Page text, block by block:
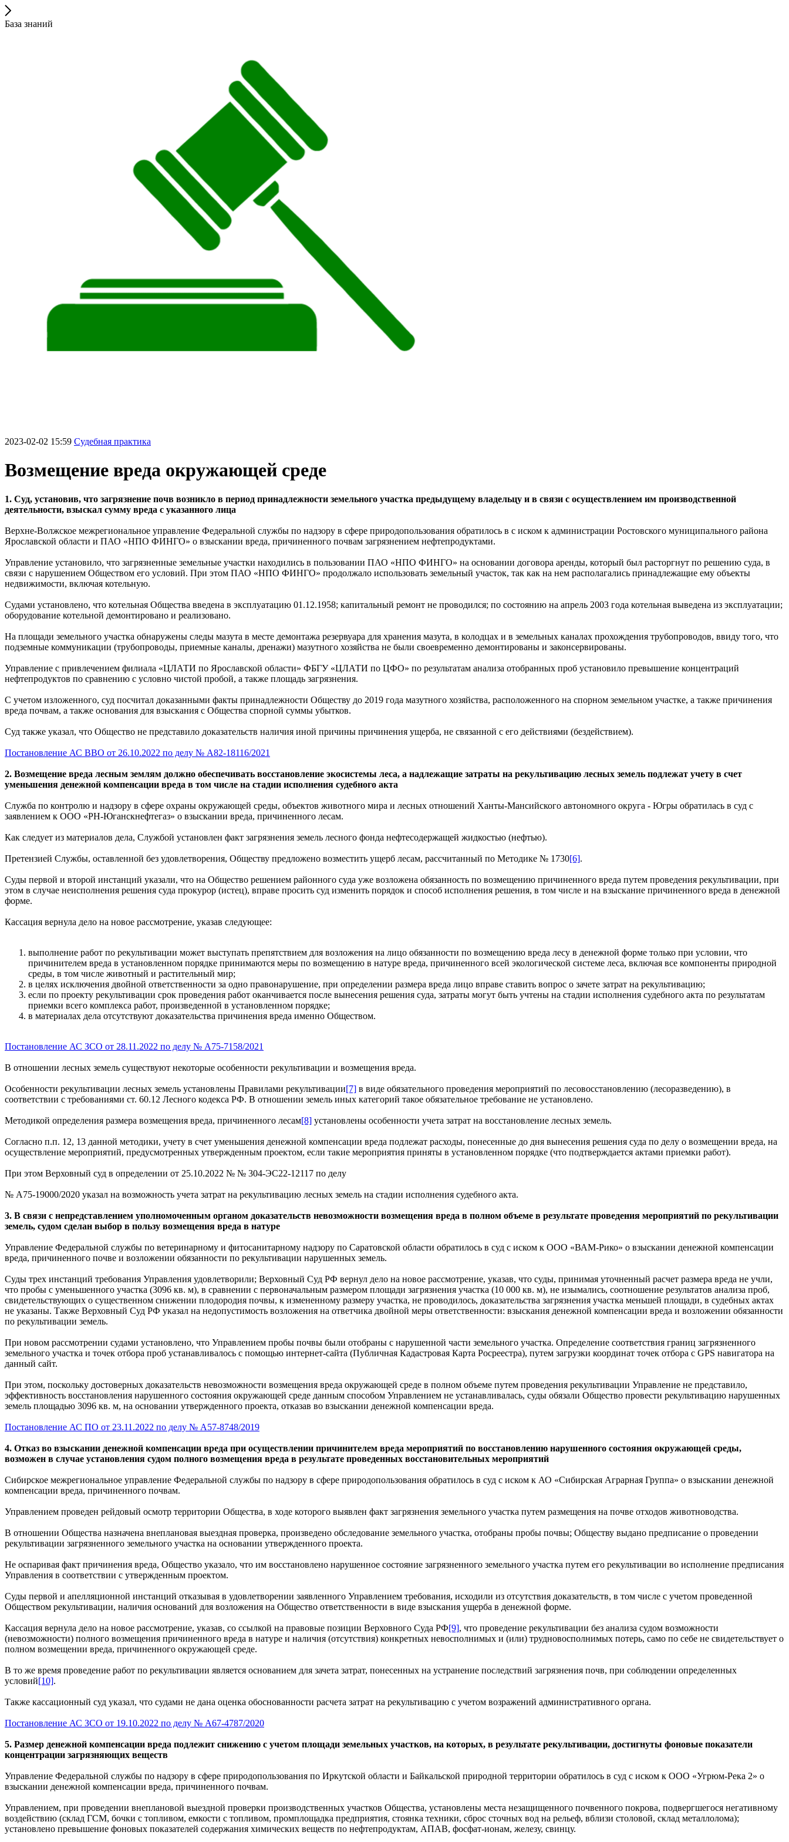
База знаний
2023-02-02 15:59 Судебная практика
Возмещение вреда окружающей среде
1. Суд, установив, что загрязнение почв возникло в период принадлежности земельного участка предыдущему владельцу и в связи с осуществлением им производственной
деятельности, взыскал сумму вреда с указанного лица
Верхне-Волжское межрегиональное управление Федеральной службы по надзору в сфере природопользования обратилось в с иском к администрации Ростовского муниципального района
Ярославской области и ПАО «НПО ФИНГО» о взыскании вреда, причиненного почвам загрязнением нефтепродуктами.
Управление установило, что загрязненные земельные участки находились в пользовании ПАО «НПО ФИНГО» на основании договора аренды, который был расторгнут по решению суда, в
связи с нарушением Обществом его условий. При этом ПАО «НПО ФИНГО» продолжало использовать земельный участок, так как на нем располагались принадлежащие ему объекты
недвижимости, включая котельную.
Судами установлено, что котельная Общества введена в эксплуатацию 01.12.1958; капитальный ремонт не проводился; по состоянию на апрель 2003 года котельная выведена из эксплуатации;
оборудование котельной демонтировано и реализовано.
На площади земельного участка обнаружены следы мазута в месте демонтажа резервуара для хранения мазута, в колодцах и в земельных каналах прохождения трубопроводов, ввиду того, что
подземные коммуникации (трубопроводы, приемные каналы, дренажи) мазутного хозяйства не были своевременно демонтированы и законсервированы.
Управление с привлечением филиала «ЦЛАТИ по Ярославской области» ФБГУ «ЦЛАТИ по ЦФО» по результатам анализа отобранных проб установило превышение концентраций
нефтепродуктов по сравнению с условно чистой пробой, а также площадь загрязнения.
С учетом изложенного, суд посчитал доказанными факты принадлежности Обществу до 2019 года мазутного хозяйства, расположенного на спорном земельном участке, а также причинения
вреда почвам, а также основания для взыскания с Общества спорной суммы убытков.
Суд также указал, что Общество не представило доказательств наличия иной причины причинения ущерба, не связанной с его действиями (бездействием).
Постановление АС ВВО от 26.10.2022 по делу № А82-18116/2021
2. Возмещение вреда лесным землям должно обеспечивать восстановление экосистемы леса, а надлежащие затраты на рекультивацию лесных земель подлежат учету в счет
уменьшения денежной компенсации вреда в том числе на стадии исполнения судебного акта
Служба по контролю и надзору в сфере охраны окружающей среды, объектов животного мира и лесных отношений Ханты-Мансийского автономного округа - Югры обратилась в суд с
заявлением к ООО «РН-Юганскнефтегаз» о взыскании вреда, причиненного лесам.
Как следует из материалов дела, Службой установлен факт загрязнения земель лесного фонда нефтесодержащей жидкостью (нефтью).
Претензией Службы, оставленной без удовлетворения, Обществу предложено возместить ущерб лесам, рассчитанный по Методике № 1730[6].
Суды первой и второй инстанций указали, что на Общество решением районного суда уже возложена обязанность по возмещению причиненного вреда путем проведения рекультивации, при
этом в случае неисполнения решения суда прокурор (истец), вправе просить суд изменить порядок и способ исполнения решения, в том числе и на взыскание причиненного вреда в денежной
форме.
Кассация вернула дело на новое рассмотрение, указав следующее:
выполнение работ по рекультивации может выступать препятствием для возложения на лицо обязанности по возмещению вреда лесу в денежной форме только при условии, что
причинителем вреда в установленном порядке принимаются меры по возмещению в натуре вреда, причиненного всей экологической системе леса, включая все компоненты природной
среды, в том числе животный и растительный мир;
в целях исключения двойной ответственности за одно правонарушение, при определении размера вреда лицо вправе ставить вопрос о зачете затрат на рекультивацию;
если по проекту рекультивации срок проведения работ оканчивается после вынесения решения суда, затраты могут быть учтены на стадии исполнения судебного акта по результатам
приемки всего комплекса работ, произведенной в установленном порядке;
в материалах дела отсутствуют доказательства причинения вреда именно Обществом.
Постановление АС ЗСО от 28.11.2022 по делу № А75-7158/2021
В отношении лесных земель существуют некоторые особенности рекультивации и возмещения вреда.
Особенности рекультивации лесных земель установлены Правилами рекультивации[7] в виде обязательного проведения мероприятий по лесовосстановлению (лесоразведению), в
соответствии с требованиями ст. 60.12 Лесного кодекса РФ. В отношении земель иных категорий такое обязательное требование не установлено.
Методикой определения размера возмещения вреда, причиненного лесам[8] установлены особенности учета затрат на восстановление лесных земель.
Согласно п.п. 12, 13 данной методики, учету в счет уменьшения денежной компенсации вреда подлежат расходы, понесенные до дня вынесения решения суда по делу о возмещении вреда, на
осуществление мероприятий, предусмотренных утвержденным проектом, если такие мероприятия приняты в установленном порядке (что подтверждается актами приемки работ).
При этом Верховный суд в определении от 25.10.2022 № № 304-ЭС22-12117 по делу
№ А75-19000/2020 указал на возможность учета затрат на рекультивацию лесных земель на стадии исполнения судебного акта.
3. В связи с непредставлением уполномоченным органом доказательств невозможности возмещения вреда в полном объеме в результате проведения мероприятий по рекультивации
земель, судом сделан выбор в пользу возмещения вреда в натуре
Управление Федеральной службы по ветеринарному и фитосанитарному надзору по Саратовской области обратилось в суд с иском к ООО «ВАМ-Рико» о взыскании денежной компенсации
вреда, причиненного почве и возложении обязанности по рекультивации нарушенных земель.
Суды трех инстанций требования Управления удовлетворили; Верховный Суд РФ вернул дело на новое рассмотрение, указав, что суды, принимая уточненный расчет размера вреда не учли,
что пробы с уменьшенного участка (3096 кв. м), в сравнении с первоначальным размером площади загрязнения участка (10 000 кв. м), не изымались, соотношение результатов анализа проб,
свидетельствующих о существенном снижении плодородия почвы, к измененному размеру участка, не проводилось, доказательства загрязнения участка меньшей площади, в судебных актах
не указаны. Также Верховный Суд РФ указал на недопустимость возложения на ответчика двойной меры ответственности: взыскания денежной компенсации вреда и возложении обязанности
по рекультивации земель.
При новом рассмотрении судами установлено, что Управлением пробы почвы были отобраны с нарушенной части земельного участка. Определение соответствия границ загрязненного
земельного участка и точек отбора проб устанавливалось с помощью интернет-сайта (Публичная Кадастровая Карта Росреестра), путем загрузки координат точек отбора с GPS навигатора на
данный сайт.
При этом, поскольку достоверных доказательств невозможности возмещения вреда окружающей среде в полном объеме путем проведения рекультивации Управление не представило,
эффективность восстановления нарушенного состояния окружающей среде данным способом Управлением не устанавливалась, суды обязали Общество провести рекультивацию нарушенных
земель площадью 3096 кв. м, на основании утвержденного проекта, отказав во взыскании денежной компенсации вреда.
Постановление АС ПО от 23.11.2022 по делу № А57-8748/2019
4. Отказ во взыскании денежной компенсации вреда при осуществлении причинителем вреда мероприятий по восстановлению нарушенного состояния окружающей среды,
возможен в случае установления судом полного возмещения вреда в результате проведенных восстановительных мероприятий
Сибирское межрегиональное управление Федеральной службы по надзору в сфере природопользования обратилось в суд с иском к АО «Сибирская Аграрная Группа» о взыскании денежной
компенсации вреда, причиненного почвам.
Управлением проведен рейдовый осмотр территории Общества, в ходе которого выявлен факт загрязнения земельного участка путем размещения на почве отходов животноводства.
В отношении Общества назначена внеплановая выездная проверка, произведено обследование земельного участка, отобраны пробы почвы; Обществу выдано предписание о проведении
рекультивации загрязненного земельного участка на основании утвержденного проекта.
Не оспаривая факт причинения вреда, Общество указало, что им восстановлено нарушенное состояние загрязненного земельного участка путем его рекультивации во исполнение предписания
Управления в соответствии с утвержденным проектом.
Суды первой и апелляционной инстанций отказывая в удовлетворении заявленного Управлением требования, исходили из отсутствия доказательств, в том числе с учетом проведенной
Обществом рекультивации, наличия оснований для возложения на Общество ответственности в виде взыскания ущерба в денежной форме.
Кассация вернула дело на новое рассмотрение, указав, со ссылкой на правовые позиции Верховного Суда РФ[9], что проведение рекультивации без анализа судом возможности
(невозможности) полного возмещения причиненного вреда в натуре и наличия (отсутствия) конкретных невосполнимых и (или) трудновосполнимых потерь, само по себе не свидетельствует о
полном возмещении вреда, причиненного окружающей среде.
В то же время проведение работ по рекультивации является основанием для зачета затрат, понесенных на устранение последствий загрязнения почв, при соблюдении определенных
условий[10].
Также кассационный суд указал, что судами не дана оценка обоснованности расчета затрат на рекультивацию с учетом возражений административного органа.
Постановление АС ЗСО от 19.10.2022 по делу № А67-4787/2020
5. Размер денежной компенсации вреда подлежит снижению с учетом площади земельных участков, на которых, в результате рекультивации, достигнуты фоновые показатели
концентрации загрязняющих веществ
Управление Федеральной службы по надзору в сфере природопользования по Иркутской области и Байкальской природной территории обратилось в суд с иском к ООО «Угрюм-Река 2» о
взыскании денежной компенсации вреда, причиненного почвам.
Управлением, при проведении внеплановой выездной проверки производственных участков Общества, установлены места незащищенного почвенного покрова, подвергшегося негативному
воздействию (склад ГСМ, бочки с топливом, емкости с топливом, промплощадка предприятия, стоянка техники, сброс сточных вод на рельеф, вблизи столовой, склад металлолома);
установлено превышение фоновых показателей содержания химических веществ по нефтепродуктам, АПАВ, фосфат-ионам, железу, свинцу.